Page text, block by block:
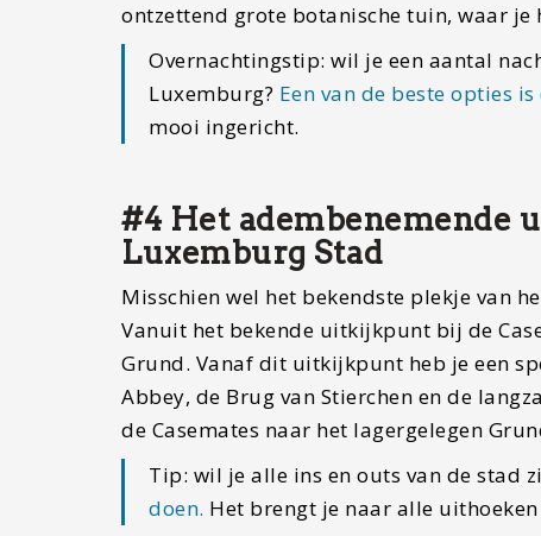
ontzettend grote botanische tuin, waar
Overnachtingstip: wil je een aantal
Luxemburg? Een van de beste opties
mooi ingericht.
#4 Het adembenemende
Luxemburg Stad
Misschien wel het bekendste plekje van
Vanuit het bekende uitkijkpunt bij de
Grund. Vanaf dit uitkijkpunt heb je een
Abbey, de Brug van Stierchen en de
de Casemates naar het lagergelegen
Tip: wil je alle ins en outs van de stad
doen. Het brengt je naar alle